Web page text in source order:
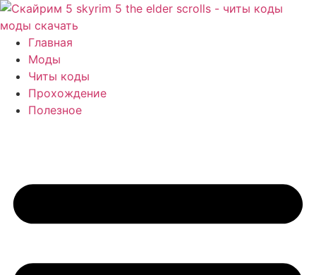
Перейти
к
содержимому
Главная
Моды
Читы коды
Прохождение
Полезное